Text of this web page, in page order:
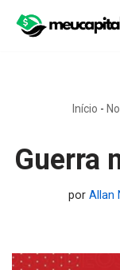
Início -
Guerra
por Allan